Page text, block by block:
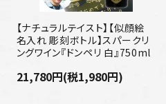
【ナチュラルテイスト】【似顔絵
名入れ 彫刻ボトル】スパークリ
ングワイン『ドンペリ 白』750ml
21,780円(税1,980円)